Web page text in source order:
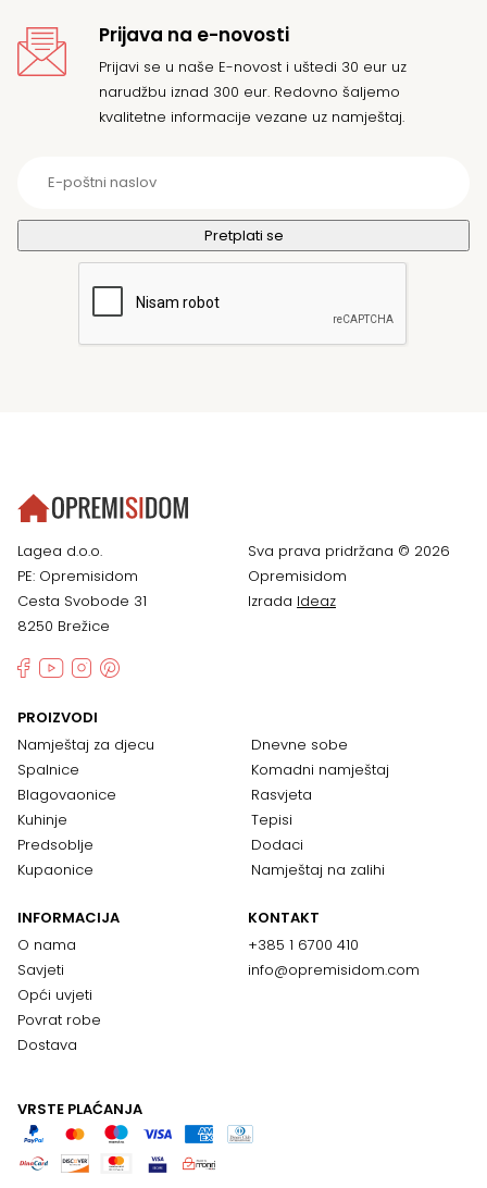
Prijava na e-novosti
Prijavi se u naše E-novost i uštedi 30 eur uz
narudžbu iznad 300 eur. Redovno šaljemo
kvalitetne informacije vezane uz namještaj.
Lagea d.o.o.
PE: Opremisidom
Cesta Svobode 31
8250 Brežice
Sva prava pridržana © 2026
Opremisidom
Izrada Ideaz
PROIZVODI
Namještaj za djecu
Spalnice
Blagovaonice
Kuhinje
Predsoblje
Kupaonice
Dnevne sobe
Komadni namještaj
Rasvjeta
Tepisi
Dodaci
Namještaj na zalihi
INFORMACIJA
O nama
Savjeti
Opći uvjeti
Povrat robe
Dostava
KONTAKT
+385 1 6700 410
info@opremisidom.com
VRSTE PLAĆANJA